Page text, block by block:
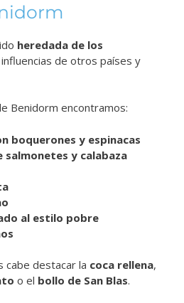
heredada de los
de otros países y
Benidorm encontramos:
boquerones y espinacas
salmonetes y calabaza
al estilo pobre
cabe destacar la coca rellena,
o el bollo de San Blas.